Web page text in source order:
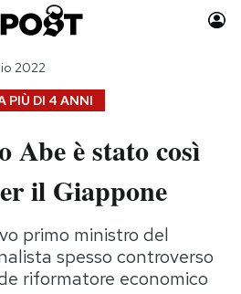
Auto
Moda
Consumismi
Storie/Idee
Ok Boomer!
Media
PIÙ DI 4 ANNI
2022
Abe è stato così
il Giappone
primo ministro del
spesso controverso
riformatore economico